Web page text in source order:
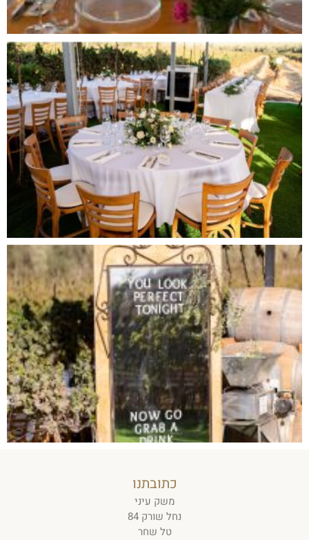
כתובתנו
משק עיני
נחל שורק 84
טל שחר